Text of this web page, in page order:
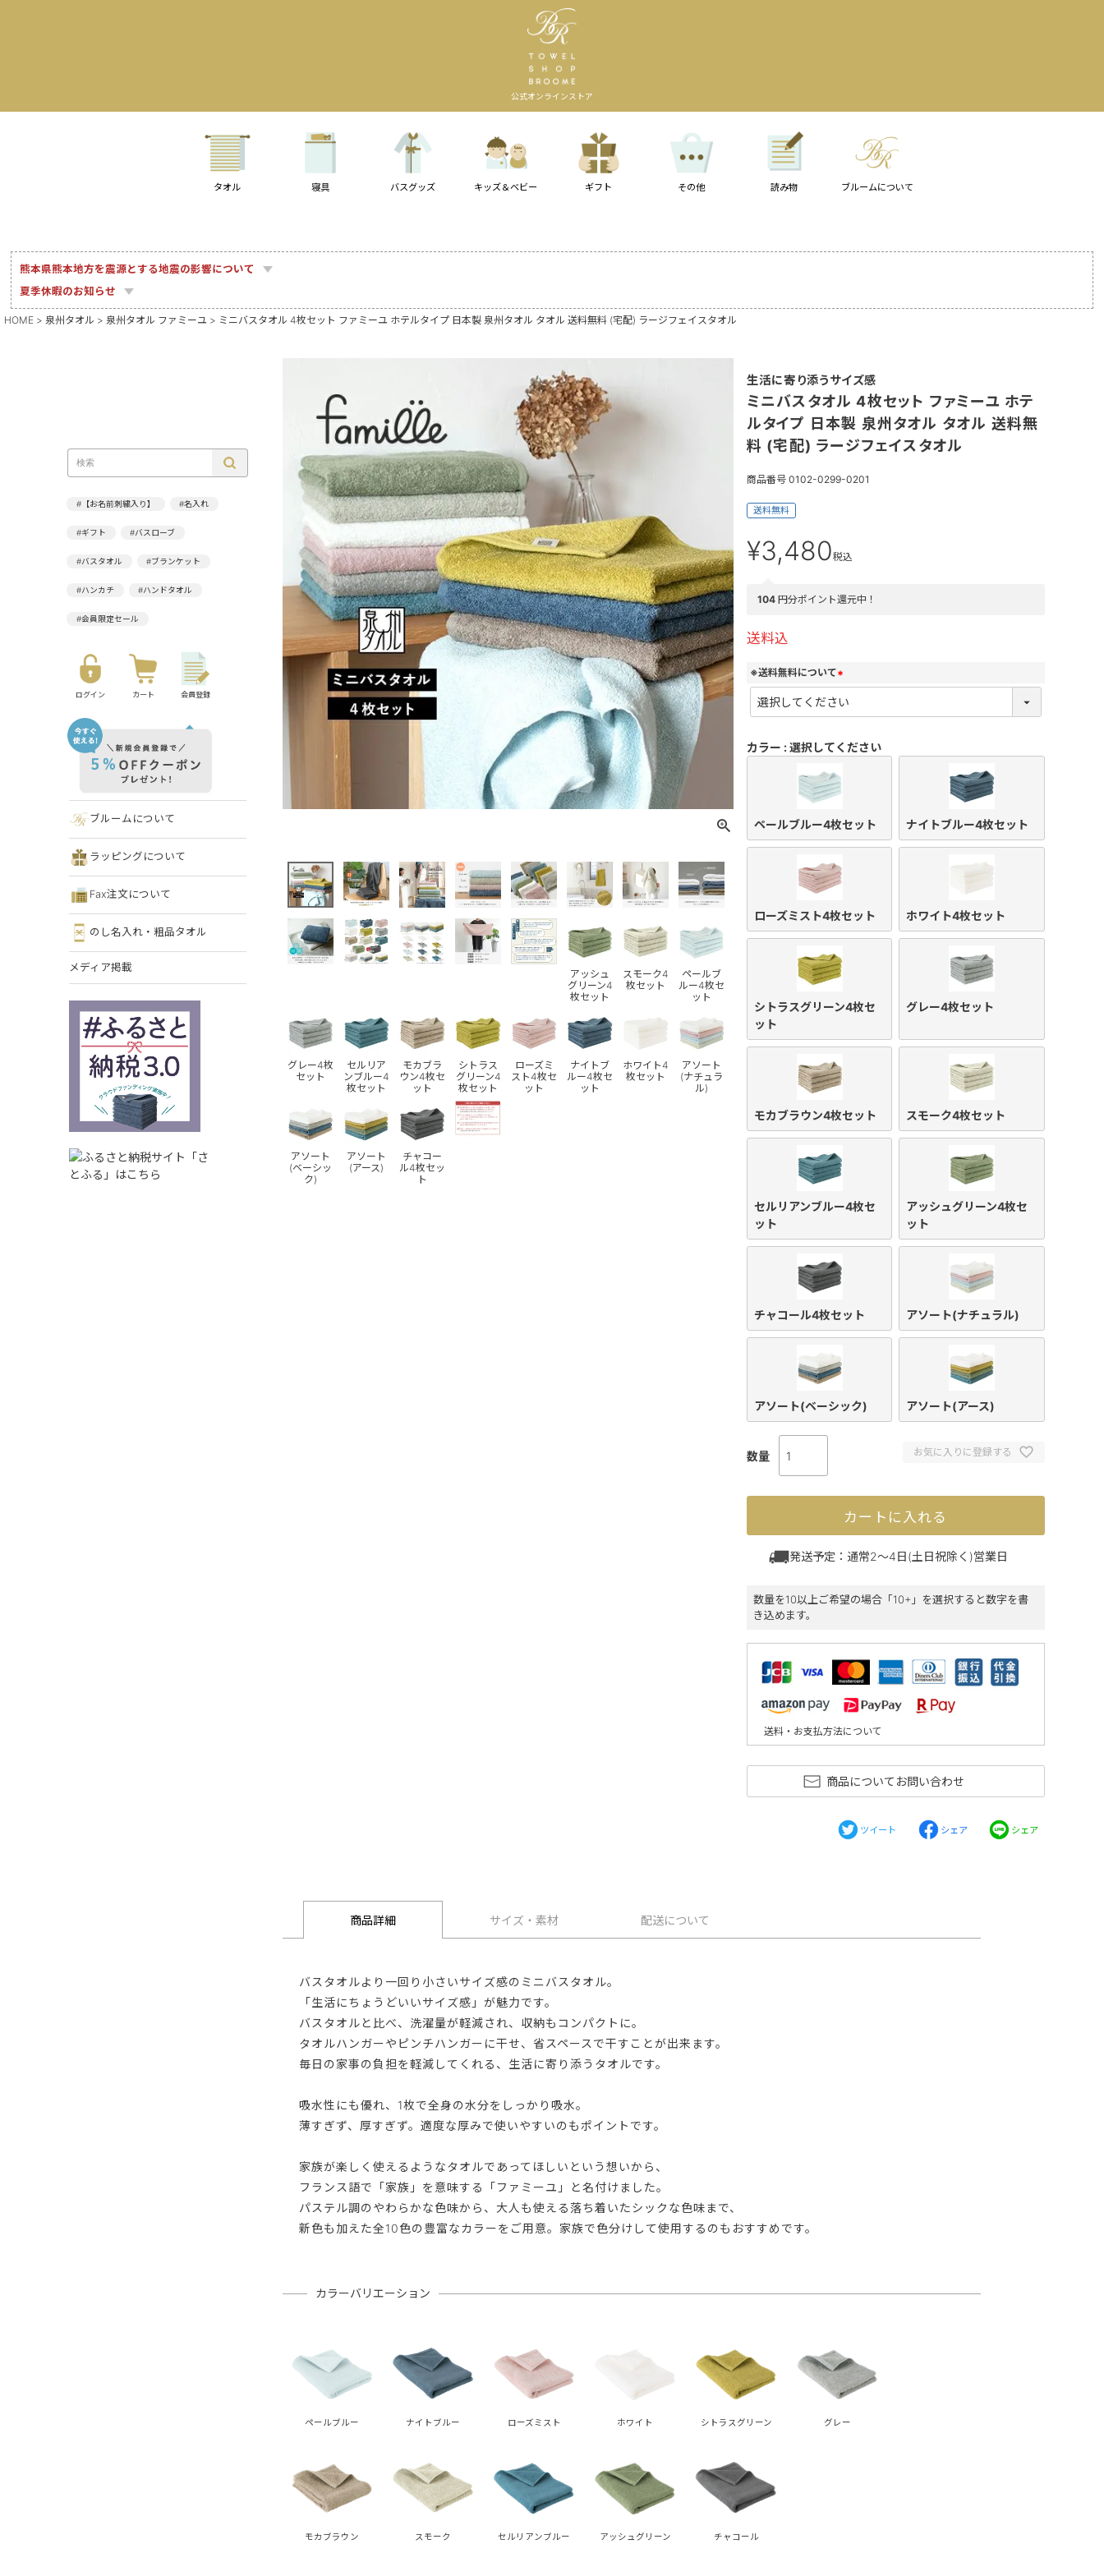
公式オンラインストア
タオル 寝具 バスグッズ キッズ＆ベビー ギフト その他 読み物 ブルームについて
熊本県熊本地方を震源とする地震の影響について
夏季休暇のお知らせ
HOME 泉州タオル 泉州タオル ファミーユ ミニバスタオル 4枚セット ファミーユ ホテルタイプ 日本製 泉州タオル タオル 送料無料 (宅配) ラージフェイスタオル
#【お名前刺繍入り】 #名入れ
#ギフト #バスローブ
#バスタオル #ブランケット
#ハンカチ #ハンドタオル
#会員限定セール
ログイン カート 会員登録
ブルームについて
ラッピングについて
Fax注文について
のし名入れ・粗品タオル
メディア掲載
アッシュ
グリーン4
枚セット
スモーク4
枚セット
ペールブ
ルー4枚セ
ット
グレー4枚
セット
セルリア
ンブルー4
枚セット
モカブラ
ウン4枚セ
ット
シトラス
グリーン4
枚セット
ローズミ
スト4枚セ
ット
ナイトブ
ルー4枚セ
ット
ホワイト4
枚セット
アソート
(ナチュラ
ル)
アソート
(ベーシッ
ク)
アソート
(アース)
チャコー
ル4枚セッ
ト
生活に寄り添うサイズ感
ミニバスタオル 4枚セット ファミーユ ホテ
ルタイプ 日本製 泉州タオル タオル 送料無
料 (宅配) ラージフェイスタオル
商品番号 0102-0299-0201
送料無料
¥3,480税込
104 円分ポイント還元中！
送料込
※送料無料について
(
必
須
カラー 選択してください
ペールブルー4枚セット ナイトブルー4枚セット
ローズミスト4枚セット ホワイト4枚セット
シトラスグリーン4枚セ
ット
グレー4枚セット
モカブラウン4枚セット スモーク4枚セット
セルリアンブルー4枚セ
ット
アッシュグリーン4枚セ
ット
チャコール4枚セット アソート(ナチュラル)
アソート(ベーシック) アソート(アース)
お気に入りに登録する
カートに入れる
発送予定：通常2～4日(土日祝除く)営業日
数量を10以上ご希望の場合「10+」を選択すると数字を書
き込めます。
送料・お支払方法について
商品についてお問い合わせ
ツイート シェア シェア
商品詳細 サイズ・素材 配送について
バスタオルより一回り小さいサイズ感のミニバスタオル。
「生活にちょうどいいサイズ感」が魅力です。
バスタオルと比べ、洗濯量が軽減され、収納もコンパクトに。
タオルハンガーやピンチハンガーに干せ、省スペースで干すことが出来ます。
毎日の家事の負担を軽減してくれる、生活に寄り添うタオルです。
吸水性にも優れ、1枚で全身の水分をしっかり吸水。
薄すぎず、厚すぎず。適度な厚みで使いやすいのもポイントです。
家族が楽しく使えるようなタオルであってほしいという想いから、
フランス語で「家族」を意味する「ファミーユ」と名付けました。
パステル調のやわらかな色味から、大人も使える落ち着いたシックな色味まで、
新色も加えた全10色の豊富なカラーをご用意。家族で色分けして使用するのもおすすめです。
カラーバリエーション
ペールブルー ナイトブルー ローズミスト ホワイト シトラスグリーン グレー
モカブラウン スモーク セルリアンブルー アッシュグリーン チャコール